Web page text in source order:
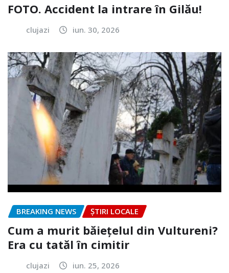
FOTO. Accident la intrare în Gilău!
clujazi iun. 30, 2026
BREAKING NEWS ȘTIRI LOCALE
Cum a murit băiețelul din Vultureni?
Era cu tatăl în cimitir
clujazi iun. 25, 2026